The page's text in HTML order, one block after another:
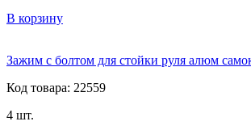
В корзину
Зажим с болтом для стойки руля алюм
Код товара: 22559
4 шт.